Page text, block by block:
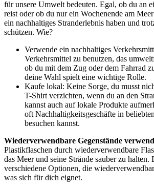
für unsere Umwelt bedeuten. Egal, ob du an
reist oder ob du nur ein Wochenende am
ein nachhaltiges Stranderlebnis haben und
schützen. Wie?
Verwende ein nachhaltiges
Verkehrsmittel zu benutzen, das
ob du mit dem Zug oder dem Fahrrad
deine Wahl spielt eine wichtige Rolle.
Kaufe lokal: Keine Sorge, du musst
T-Shirt verzichten, wenn du an den
kannst auch auf lokale Produkte
oft Nachhaltigkeitsgeschäfte in
besuchen kannst.
Wiederverwendbare Gegenstände
Plastikflaschen durch wiederverwendbare
das Meer und seine Strände sauber zu halten.
verschiedene Optionen, die
was sich für dich eignet.